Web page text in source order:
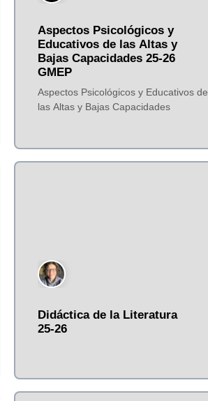
Aspectos Psicológicos y
Educativos de las Altas y
Bajas Capacidades 25-26
GMEP
Aspectos Psicológicos y Educativos de
las Altas y Bajas Capacidades
Didáctica de la Literatura
25-26